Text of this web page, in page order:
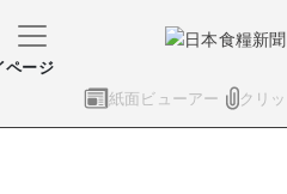
紙面ビューアー クリ
ページ